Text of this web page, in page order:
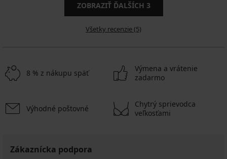
ZOBRAZIŤ ĎALŠÍCH 3
Všetky recenzie (5)
8 % z nákupu späť
Výmena a vrátenie
zadarmo
Výhodné poštovné
Chytrý sprievodca
veľkosťami
Zákaznícka podpora